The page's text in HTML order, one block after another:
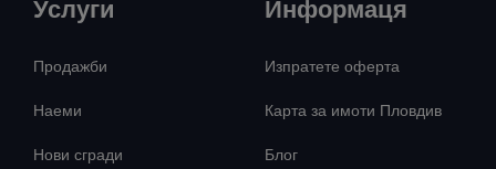
Услуги
Продажби
Наеми
Нови сгради
Информаця
Изпратете оферта
Карта за имоти Пловдив
Блог